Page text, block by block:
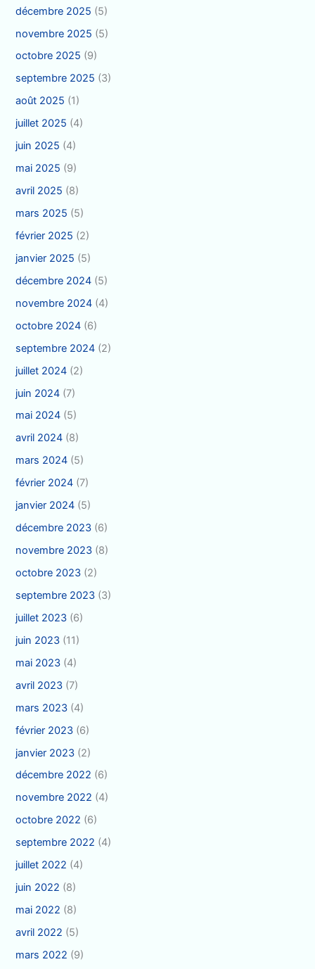
décembre 2025 (5)
novembre 2025 (5)
octobre 2025 (9)
septembre 2025 (3)
août 2025 (1)
juillet 2025 (4)
juin 2025 (4)
mai 2025 (9)
avril 2025 (8)
mars 2025 (5)
février 2025 (2)
janvier 2025 (5)
décembre 2024 (5)
novembre 2024 (4)
octobre 2024 (6)
septembre 2024 (2)
juillet 2024 (2)
juin 2024 (7)
mai 2024 (5)
avril 2024 (8)
mars 2024 (5)
février 2024 (7)
janvier 2024 (5)
décembre 2023 (6)
novembre 2023 (8)
octobre 2023 (2)
septembre 2023 (3)
juillet 2023 (6)
juin 2023 (11)
mai 2023 (4)
avril 2023 (7)
mars 2023 (4)
février 2023 (6)
janvier 2023 (2)
décembre 2022 (6)
novembre 2022 (4)
octobre 2022 (6)
septembre 2022 (4)
juillet 2022 (4)
juin 2022 (8)
mai 2022 (8)
avril 2022 (5)
mars 2022 (9)